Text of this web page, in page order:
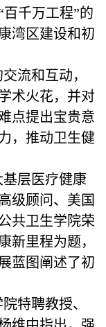
千万工程”的
湾区建设和初
流和互动，
术火花，并对
点提出宝贵意
，推动卫生健
层医疗健康
级顾问、美国
共卫生学院荣
新里程为题，
蓝图阐述了初
特聘教授、